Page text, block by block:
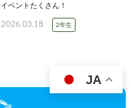
イベントたくさん！
2026.03.18 2年生
JA